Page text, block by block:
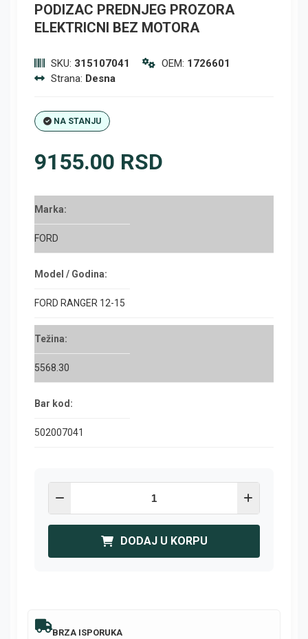
PODIZAC PREDNJEG PROZORA
ELEKTRICNI BEZ MOTORA
SKU: 315107041 OEM: 1726601
Strana: Desna
NA STANJU
9155.00 RSD
Marka:
FORD
Model / Godina:
FORD RANGER 12-15
Težina:
5568.30
Bar kod:
502007041
DODAJ U KORPU
BRZA ISPORUKA